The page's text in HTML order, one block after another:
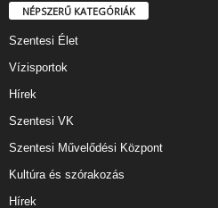
NÉPSZERŰ KATEGÓRIÁK
Szentesi Élet
Vízisportok
Hírek
Szentesi VK
Szentesi Művelődési Központ
Kultúra és szórakozás
Hírek